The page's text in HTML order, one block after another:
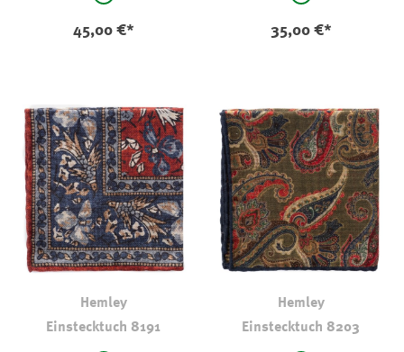
grün - gemustert
45,00 €*
braun -
35,00 €*
Hemley
Einstecktuch 8191
Hemley
Einstecktuch 8203